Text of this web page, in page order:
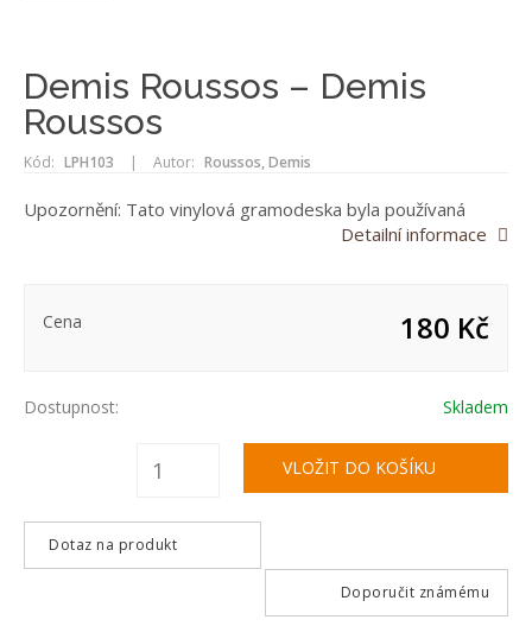
Demis Roussos – Demis
Roussos
Kód: LPH103 | Autor: Roussos, Demis
Upozornění: Tato vinylová gramodeska byla používaná
Detailní informace
Cena 180 Kč
Dostupnost: Skladem
Dotaz na produkt
Doporučit známému